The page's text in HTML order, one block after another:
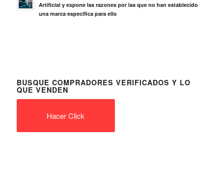
Artificial y expone las razones por las que no han establecido
una marca específica para ello
BUSQUE COMPRADORES VERIFICADOS Y LO
QUE VENDEN
Hacer Click